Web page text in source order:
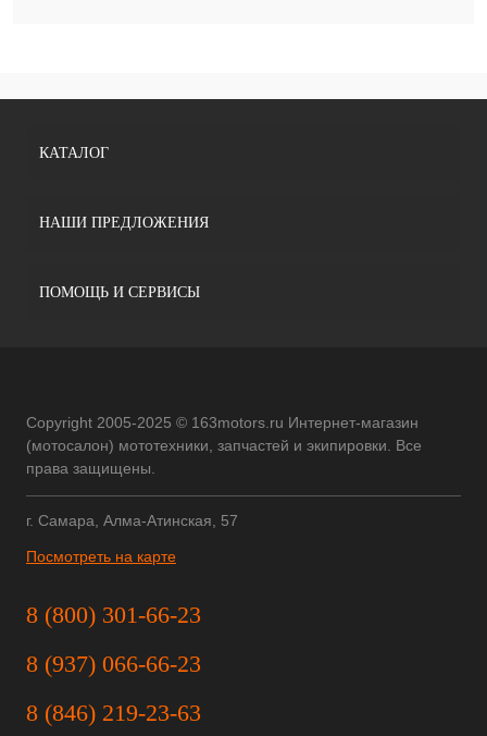
КАТАЛОГ
НАШИ ПРЕДЛОЖЕНИЯ
ПОМОЩЬ И СЕРВИСЫ
Copyright 2005-2025 © 163motors.ru Интернет-магазин
(мотосалон) мототехники, запчастей и экипировки. Все
права защищены.
г. Самара, Алма-Атинская, 57
Посмотреть на карте
8 (800) 301-66-23
8 (937) 066-66-23
8 (846) 219-23-63